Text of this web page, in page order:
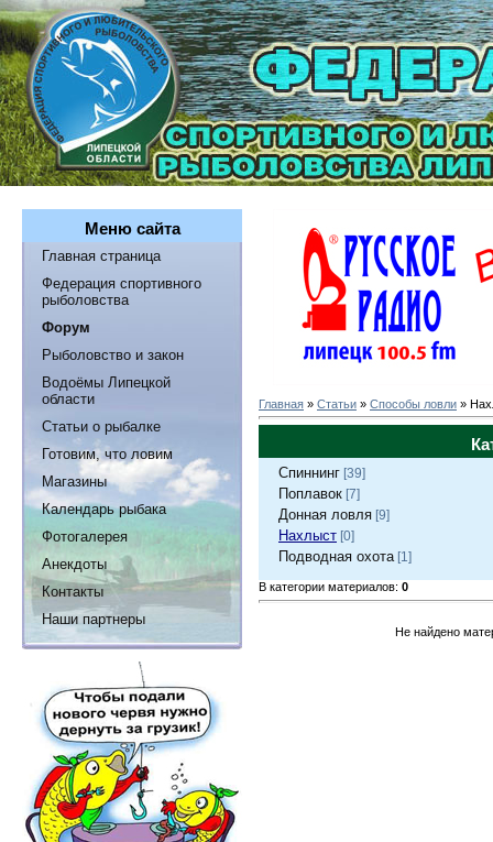
Меню сайта
Главная страница
Федерация спортивного
рыболовства
Форум
Рыболовство и закон
Водоёмы Липецкой
области
Статьи о рыбалке
Готовим, что ловим
Магазины
Календарь рыбака
Фотогалерея
Анекдоты
Контакты
Наши партнеры
Главная » Статьи » Способы ловли »
Спиннинг [39]
Поплавок [7]
Донная ловля [9]
Нахлыст [0]
Подводная охота [1]
В категории материалов: 0
Не найдено